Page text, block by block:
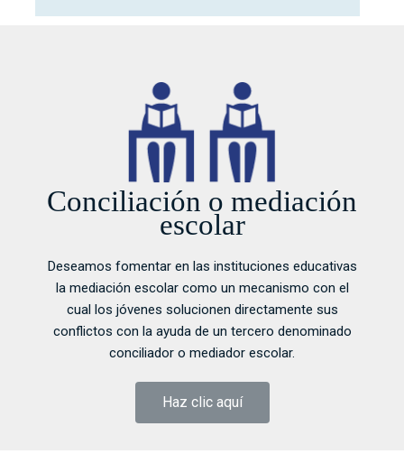
Conciliación o mediación
escolar
Deseamos fomentar en las instituciones educativas
la mediación escolar como un mecanismo con el
cual los jóvenes solucionen directamente sus
conflictos con la ayuda de un tercero denominado
conciliador o mediador escolar.
Haz clic aquí